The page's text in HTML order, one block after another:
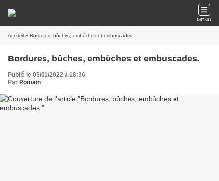
MENU
Accueil » Bordures, bûches, embûches et embuscades.
Bordures, bûches, embûches et embuscades.
Publié le 05/01/2022 à 18:36
Par Romain